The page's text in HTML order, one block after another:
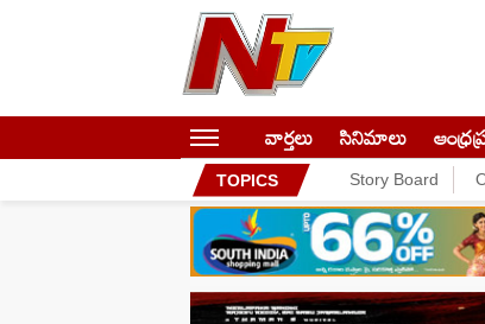
వార్తలు సినిమాలు
TOPICS Story Board